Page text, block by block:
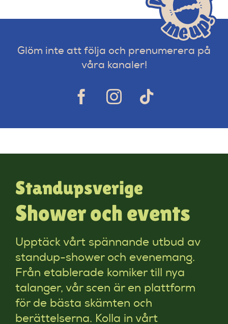
Glöm inte att följa och prenumerera på
våra kanaler!
Standupsverige
Shower och events
Upptäck vårt spännande utbud av
standup-shower och evenemang.
Från etablerade komiker till nya
talanger, vår scen är en plattform
för de bästa skämten och
berättelserna. Kolla in vårt